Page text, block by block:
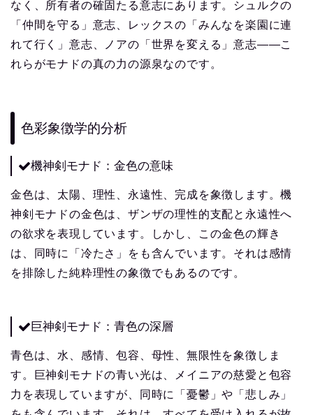
なく、所有者の確固たる意志にあります。シュルクの
「仲間を守る」意志、レックスの「みんなを楽園に連
れて行く」意志、ノアの「世界を変える」意志——こ
れらがモナドの真の力の源泉なのです。
色彩象徴学的分析
機神剣モナド：金色の意味
金色は、太陽、理性、永遠性、完成を象徴します。機
神剣モナドの金色は、ザンザの理性的支配と永遠性へ
の欲求を表現しています。しかし、この金色の輝き
は、同時に「冷たさ」をも含んでいます。それは感情
を排除した純粋理性の象徴でもあるのです。
巨神剣モナド：青色の深層
青色は、水、感情、包容、母性、無限性を象徴しま
す。巨神剣モナドの青い光は、メイニアの慈愛と包容
力を表現していますが、同時に「憂鬱」や「悲しみ」